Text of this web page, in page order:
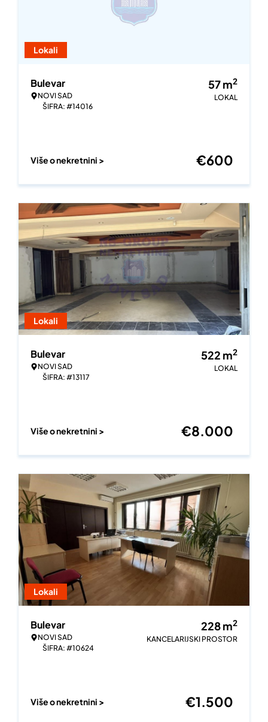
Lokali
Bulevar
NOVI SAD
ŠIFRA: #14016
57m2
LOKAL
Više o nekretnini > €600
Lokali
Bulevar
NOVI SAD
ŠIFRA: #13117
522 m2
LOKAL
Više o nekretnini > €8.000
Lokali
Bulevar
NOVI SAD
ŠIFRA: #10624
228m2
KANCELARIJSKI PROSTOR
Više o nekretnini > €1.500